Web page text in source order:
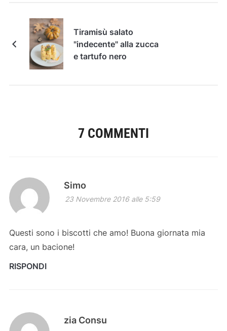
Tiramisù salato
"indecente" alla zucca
e tartufo nero
7 COMMENTI
Simo
23 Novembre 2016 alle 5:59
Questi sono i biscotti che amo! Buona giornata mia
cara, un bacione!
RISPONDI
zia Consu